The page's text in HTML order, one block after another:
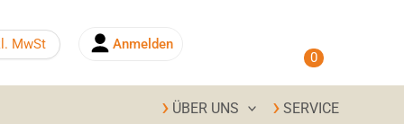
MwSt Anmelden
0
ÜBER UNS SERVICE